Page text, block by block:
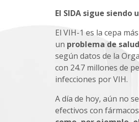
El SIDA sigue siendo
El VIH-1 es la cepa
un problema de
según datos de la
con 24.7 millones de
infecciones por VIH.
A día de hoy, aún no
efectivos con